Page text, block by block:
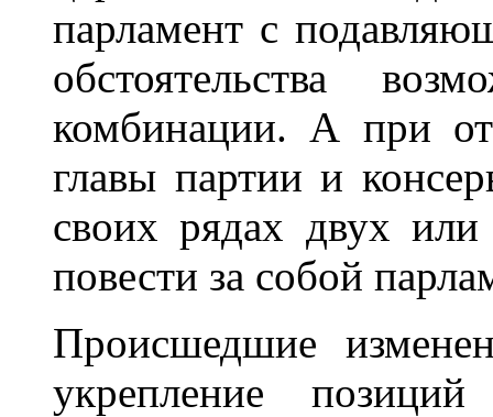
парламент с
обстоятельства
комбинации. А при
главы партии и
своих рядах двух
повести за собой
Происшедшие
укрепление